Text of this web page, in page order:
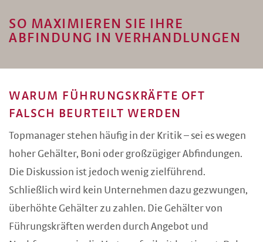
SO MAXIMIEREN SIE IHRE
ABFINDUNG IN VERHANDLUNGEN
WARUM FÜHRUNGSKRÄFTE OFT
FALSCH BEURTEILT WERDEN
Topmanager stehen häufig in der Kritik – sei es wegen
hoher Gehälter, Boni oder großzügiger Abfindungen.
Die Diskussion ist jedoch wenig zielführend.
Schließlich wird kein Unternehmen dazu gezwungen,
überhöhte Gehälter zu zahlen. Die Gehälter von
Führungskräften werden durch Angebot und